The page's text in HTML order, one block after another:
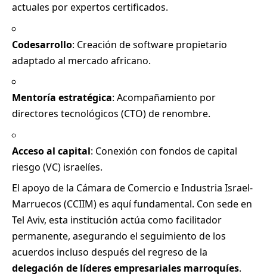
actuales por expertos certificados.
Codesarrollo: Creación de software propietario
adaptado al mercado africano.
Mentoría estratégica: Acompañamiento por
directores tecnológicos (CTO) de renombre.
Acceso al capital: Conexión con fondos de capital
riesgo (VC) israelíes.
El apoyo de la Cámara de Comercio e Industria Israel-
Marruecos (CCIIM) es aquí fundamental. Con sede en
Tel Aviv, esta institución actúa como facilitador
permanente, asegurando el seguimiento de los
acuerdos incluso después del regreso de la
delegación de líderes empresariales marroquíes.